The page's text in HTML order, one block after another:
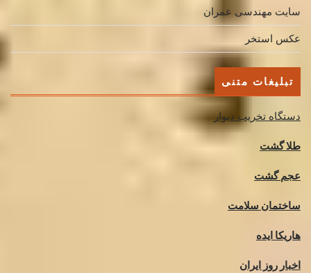
سایت مهندسی عمران
عکس استخر
تبلیغات متنی
دستگاه تخریب دیوار
طلا گشت
عجم گشت
ساختمان سلامت
هاریکا ایده
اخبار روز ایران